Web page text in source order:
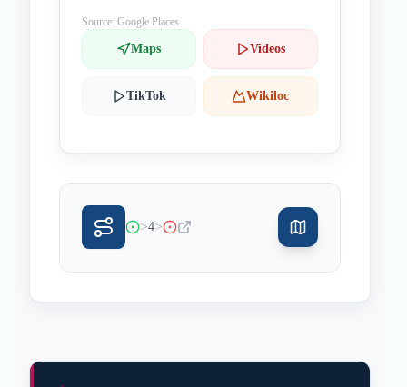
Source: Google Places
Maps Videos
TikTok Wikiloc
>4>